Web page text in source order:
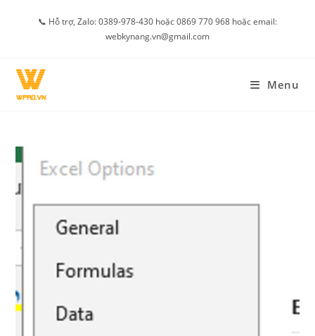
📞 Hỗ trợ, Zalo: 0389-978-430 hoặc 0869 770 968 hoặc email:
webkynang.vn@gmail.com
Menu